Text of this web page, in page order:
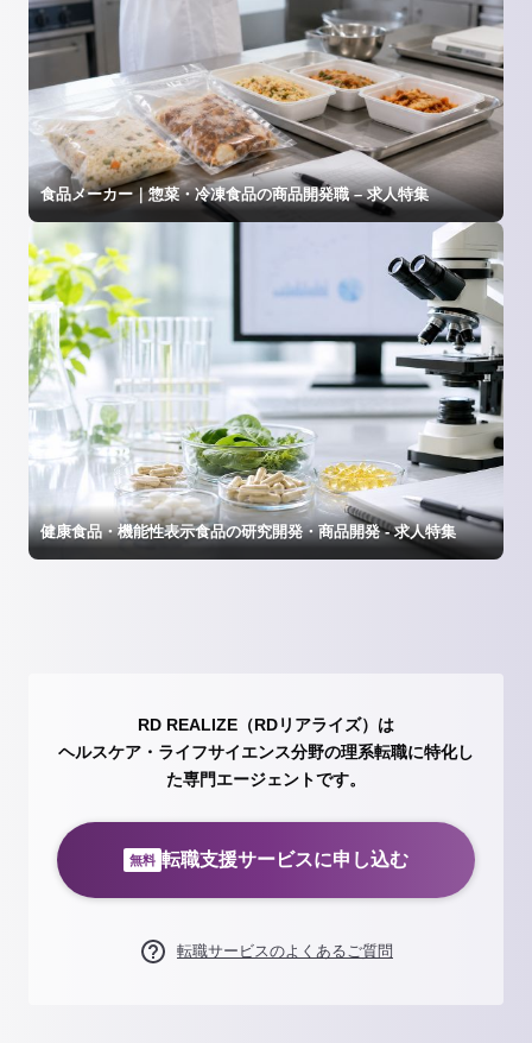
食品メーカー｜惣菜・冷凍食品の商品開発職 – 求人特集
健康食品・機能性表示食品の研究開発・商品開発 - 求人特集
RD REALIZE（RDリアライズ）は
ヘルスケア・ライフサイエンス分野の理系転職に特化し
た専門エージェントです。
無料 転職支援サービスに申し込む
転職サービスのよくあるご質問